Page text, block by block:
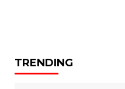
TRENDING